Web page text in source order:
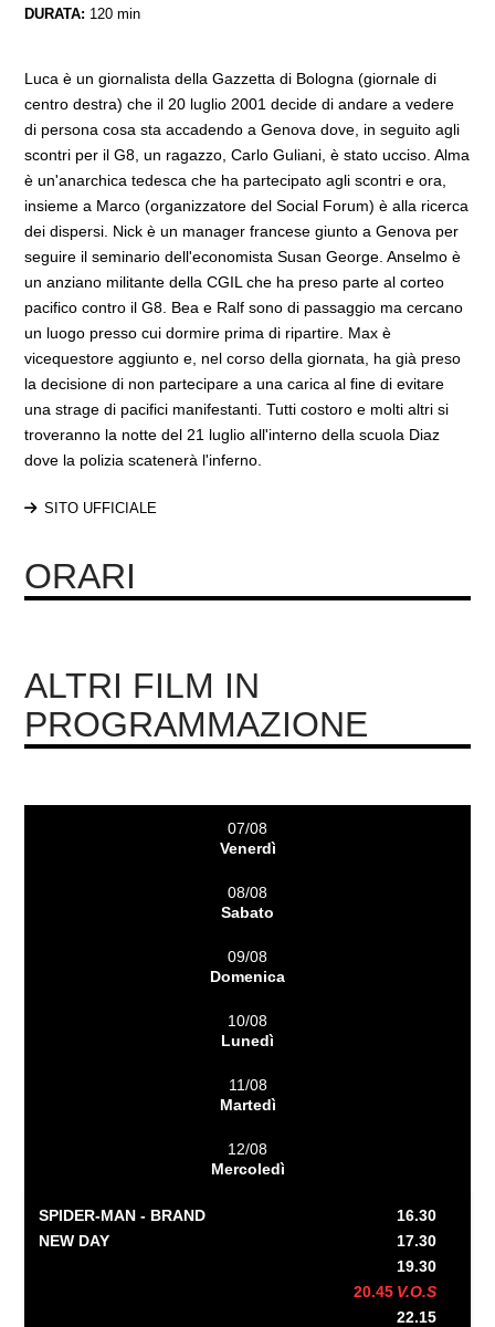
DURATA: 120 min
Luca è un giornalista della Gazzetta di Bologna (giornale di
centro destra) che il 20 luglio 2001 decide di andare a vedere
di persona cosa sta accadendo a Genova dove, in seguito agli
scontri per il G8, un ragazzo, Carlo Guliani, è stato ucciso. Alma
è un'anarchica tedesca che ha partecipato agli scontri e ora,
insieme a Marco (organizzatore del Social Forum) è alla ricerca
dei dispersi. Nick è un manager francese giunto a Genova per
seguire il seminario dell'economista Susan George. Anselmo è
un anziano militante della CGIL che ha preso parte al corteo
pacifico contro il G8. Bea e Ralf sono di passaggio ma cercano
un luogo presso cui dormire prima di ripartire. Max è
vicequestore aggiunto e, nel corso della giornata, ha già preso
la decisione di non partecipare a una carica al fine di evitare
una strage di pacifici manifestanti. Tutti costoro e molti altri si
troveranno la notte del 21 luglio all'interno della scuola Diaz
dove la polizia scatenerà l'inferno.
SITO UFFICIALE
ORARI
ALTRI FILM IN
PROGRAMMAZIONE
07/08
Venerdì
08/08
Sabato
09/08
Domenica
10/08
Lunedì
11/08
Martedì
12/08
Mercoledì
SPIDER-MAN - BRAND
NEW DAY
16.30
17.30
19.30
20.45 V.O.S
22.15